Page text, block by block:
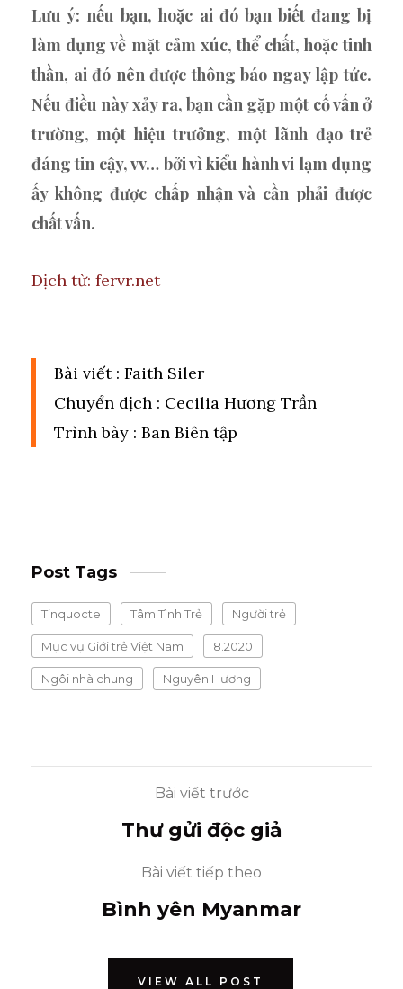
Lưu ý: nếu bạn, hoặc ai đó bạn biết đang bị
làm dụng về mặt cảm xúc, thể chất, hoặc tinh
thần, ai đó nên được thông báo ngay lập tức.
Nếu điều này xảy ra, bạn cần gặp một cố vấn ở
trường, một hiệu trưởng, một lãnh đạo trẻ
đáng tin cậy, vv… bởi vì kiểu hành vi lạm dụng
ấy không được chấp nhận và cần phải được
chất vấn.
Dịch từ: fervr.net
Bài viết : Faith Siler
Chuyển dịch : Cecilia Hương Trần
Trình bày : Ban Biên tập
Post Tags
Tinquocte Tâm Tình Trẻ Người trẻ
Mục vụ Giới trẻ Việt Nam 8.2020
Ngôi nhà chung Nguyên Hương
Bài viết trước
Thư gửi độc giả
Bài viết tiếp theo
Bình yên Myanmar
VIEW ALL POST